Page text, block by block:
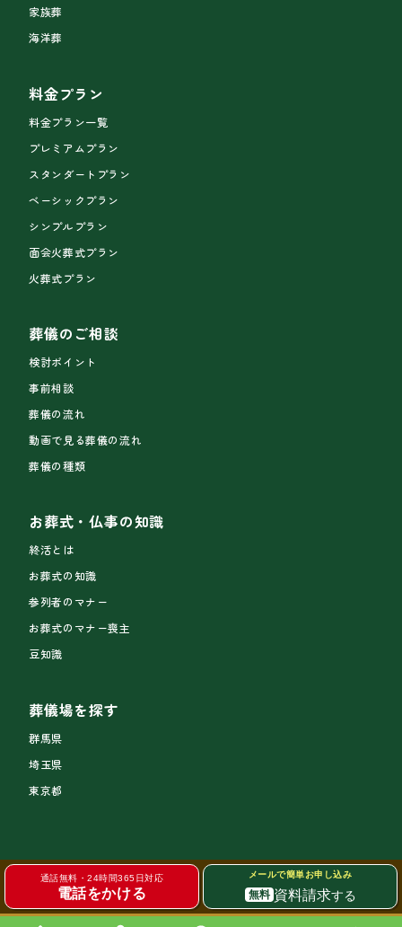
通話無料・24時間365日対応
電話をかける
メールで簡単お申し込み
無料 資料請求する
家族葬
海洋葬
料金プラン
料金プラン一覧
プレミアムプラン
スタンダートプラン
ベーシックプラン
シンプルプラン
面会火葬式プラン
火葬式プラン
葬儀のご相談
検討ポイント
事前相談
葬儀の流れ
動画で見る葬儀の流れ
葬儀の種類
お葬式・仏事の知識
終活とは
お葬式の知識
参列者のマナー
お葬式のマナー喪主
豆知識
葬儀場を探す
群馬県
埼玉県
東京都
サイトトップ
個人情報の取り扱い